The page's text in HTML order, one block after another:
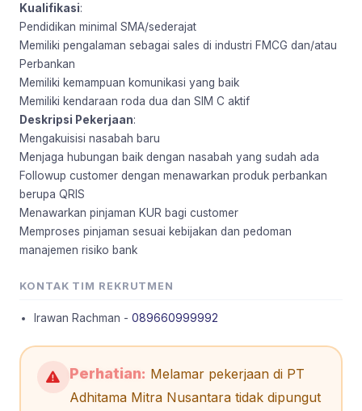
Kualifikasi:
Pendidikan minimal SMA/sederajat
Memiliki pengalaman sebagai sales di industri FMCG dan/atau
Perbankan
Memiliki kemampuan komunikasi yang baik
Memiliki kendaraan roda dua dan SIM C aktif
Deskripsi Pekerjaan:
Mengakuisisi nasabah baru
Menjaga hubungan baik dengan nasabah yang sudah ada
Followup customer dengan menawarkan produk perbankan
berupa QRIS
Menawarkan pinjaman KUR bagi customer
Memproses pinjaman sesuai kebijakan dan pedoman
manajemen risiko bank
KONTAK TIM REKRUTMEN
Irawan Rachman - 089660999992
Perhatian: Melamar pekerjaan di PT
Adhitama Mitra Nusantara tidak dipungut